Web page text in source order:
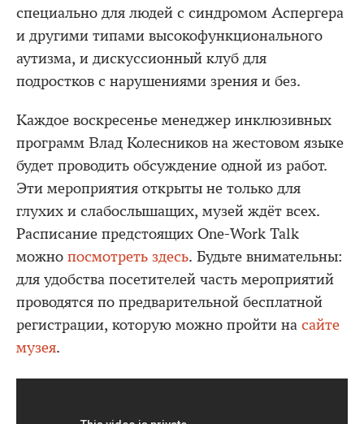
специально для людей с синдромом Аспергера
и другими типами высокофункционального
аутизма, и дискуссионный клуб для
подростков с нарушениями зрения и без.
Каждое воскресенье менеджер инклюзивных
программ Влад Колесников на жестовом языке
будет проводить обсуждение одной из работ.
Эти мероприятия открыты не только для
глухих и слабослышащих, музей ждёт всех.
Расписание предстоящих One-Work Talk
можно посмотреть здесь. Будьте внимательны:
для удобства посетителей часть мероприятий
проводятся по предварительной бесплатной
регистрации, которую можно пройти на сайте
музея.